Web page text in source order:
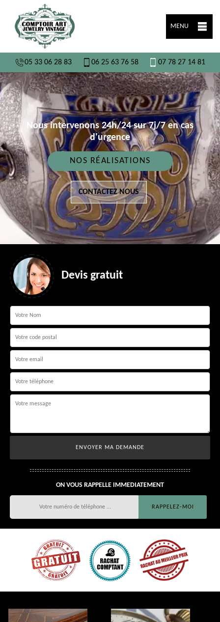
MENU
05 33 06 28 83 06 25 63 76 58 07 78 27 14 81
Nous intervenons 24h/24 sur 7j/7 en cas
d'urgence
NOS RÉALISATIONS
CONTACTEZ NOUS
Devis gratuit
ON VOUS RAPPELLE IMMEDIATEMENT